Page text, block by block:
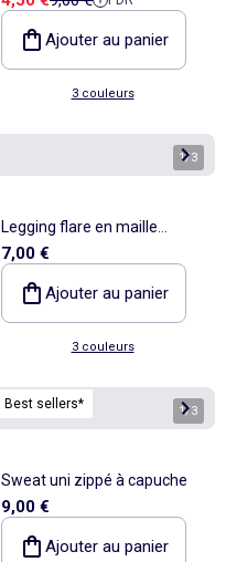
Ajouter au panier
3 couleurs
1/3
Legging flare en maille
côtelée
7,00 €
Ajouter au panier
3 couleurs
Best sellers* 1/3
Sweat uni zippé à capuche
9,00 €
Ajouter au panier